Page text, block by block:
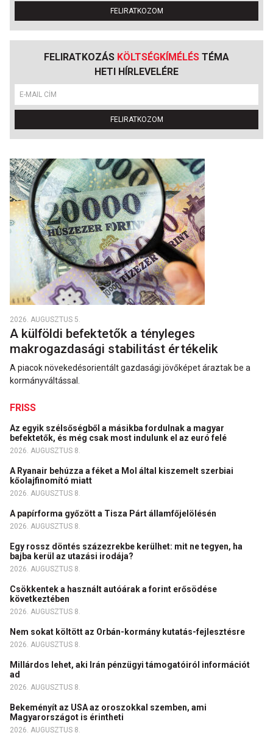
FELIRATKOZOM
FELIRATKOZÁS KÖLTSÉGKÍMÉLÉS TÉMA
HETI HÍRLEVELÉRE
FELIRATKOZOM
2026. AUGUSZTUS 5.
A külföldi befektetők a tényleges
makrogazdasági stabilitást értékelik
A piacok növekedésorientált gazdasági jövőképet áraztak be a
kormányváltással.
FRISS
Az egyik szélsőségből a másikba fordulnak a magyar
befektetők, és még csak most indulunk el az euró felé
2026. AUGUSZTUS 8.
A Ryanair behúzza a féket a Mol által kiszemelt szerbiai
kőolajfinomító miatt
2026. AUGUSZTUS 8.
A papírforma győzött a Tisza Párt államfőjelölésén
2026. AUGUSZTUS 8.
Egy rossz döntés százezrekbe kerülhet: mit ne tegyen, ha
bajba kerül az utazási irodája?
2026. AUGUSZTUS 8.
Csökkentek a használt autóárak a forint erősödése
következtében
2026. AUGUSZTUS 8.
Nem sokat költött az Orbán-kormány kutatás-fejlesztésre
2026. AUGUSZTUS 8.
Millárdos lehet, aki Irán pénzügyi támogatóiról információt
ad
2026. AUGUSZTUS 8.
Bekeményít az USA az oroszokkal szemben, ami
Magyarországot is érintheti
2026. AUGUSZTUS 8.